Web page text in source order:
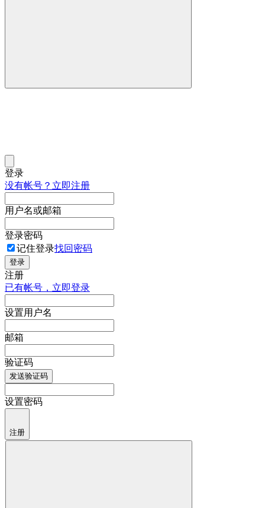
登录
没有帐号？立即注册
用户名或邮箱
登录密码
记住登录找回密码
登录
注册
已有帐号，立即登录
设置用户名
邮箱
验证码
发送验证码
设置密码
注册